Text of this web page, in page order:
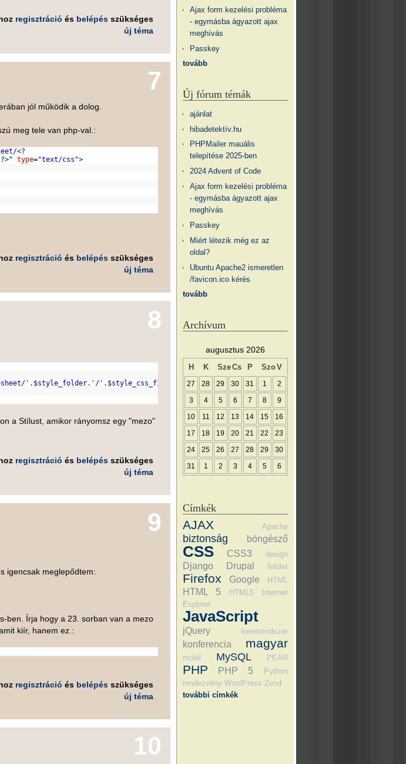
regisztráció és belépésszükséges
új téma
7
jól működik a dolog.
meg tele van php-val.:
<?
?>" type="text/css">
regisztráció és belépésszükséges
új téma
8
'.$style_folder.'/'.$style_css_file.'" type="text/css">
a Stílust, amikor rányomsz egy "mezo"
regisztráció és belépésszükséges
új téma
9
igencsak meglepődtem:
ben. Írja hogy a 23. sorban van a mezo
kiír, hanem ez.:
regisztráció és belépésszükséges
új téma
10
Ajax form kezelési probléma
- egymásba ágyazott ajax
meghívás
Passkey
tovább
Új fórum témák
ajánlat
hibadetektív.hu
PHPMailer mauális
telepítése 2025-ben
2024 Advent of Code
Ajax form kezelési probléma
- egymásba ágyazott ajax
meghívás
Passkey
Miért létezik még ez az
oldal?
Ubuntu Apache2 ismeretlen
/favicon.ico kérés
tovább
Archívum
augusztus 2026
H K SzeCs P SzoV
27 28 29 30 31 1 2
3 4 5 6 7 8 9
10 11 12 13 14 15 16
17 18 19 20 21 22 23
24 25 26 27 28 29 30
31 1 2 3 4 5 6
Címkék
AJAX Apache
biztonság böngésző
CSS CSS3 design
Django Drupal felület
Firefox Google HTML
HTML 5 HTML5
Internet
Explorer
JavaScript
jQuery keretrendszer
konferencia magyar
mobil MySQL PEAR
PHP PHP 5
Python
rendezvény WordPress Zend
további címkék